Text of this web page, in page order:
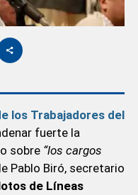
los Trabajadores del
fuerte la
sobre “los cargos
Pablo Biró, secretario
de Líneas